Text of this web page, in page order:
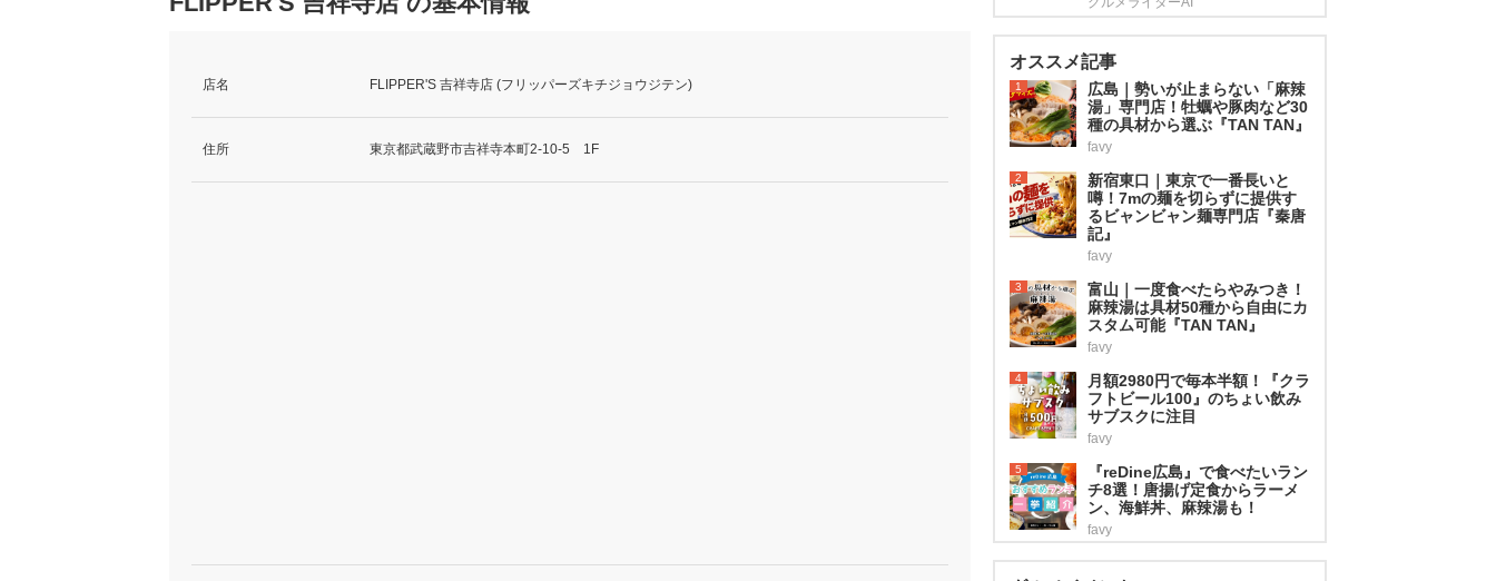
店名 FLIPPER'S 吉祥寺店 (フリッパーズキチジョウジテン)
住所 東京都武蔵野市吉祥寺本町2-10-5 1F
オススメ記事
1
広島｜勢いが止まらない「麻辣
湯」専門店！牡蠣や豚肉など30
種の具材から選ぶ『TAN TAN』
favy
2
新宿東口｜東京で一番長いと
噂！7mの麺を切らずに提供す
るビャンビャン麺専門店『秦唐
記』
favy
3
富山｜一度食べたらやみつき！
麻辣湯は具材50種から自由にカ
スタム可能『TAN TAN』
favy
4
月額2980円で毎本半額！『クラ
フトビール100』のちょい飲み
サブスクに注目
favy
5
『reDine広島』で食べたいラン
チ8選！唐揚げ定食からラーメ
ン、海鮮丼、麻辣湯も！
favy